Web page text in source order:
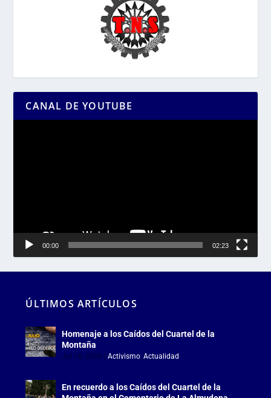
CANAL DE YOUTUBE
00:00 02:23
ÚLTIMOS ARTÍCULOS
Homenaje a los Caídos del Cuartel de la
Montaña
Jul 18, 2026 |Activismo,Actualidad
En recuerdo a los Caídos del Cuartel de la